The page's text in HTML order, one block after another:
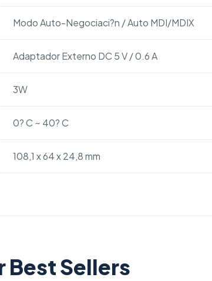
Modo Auto-Negociaci?n / Auto MDI/MDIX
Adaptador Externo DC 5 V / 0.6 A
3W
0? C ~ 40? C
108,1 x 64 x 24,8 mm
Best Sellers